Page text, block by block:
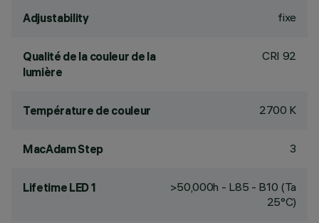
Adjustability fixe
Qualité de la couleur de la
lumière
CRI 92
Température de couleur 2700 K
MacAdam Step 3
Lifetime LED 1
>50,000h - L85 - B10 (Ta
25°C)